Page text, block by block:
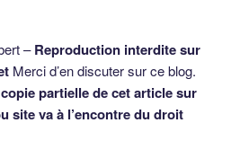
–Reproduction interdite sur
Merci d’en discuter sur ce blog.
partielle de cet article sur
site va à l’encontre du droit